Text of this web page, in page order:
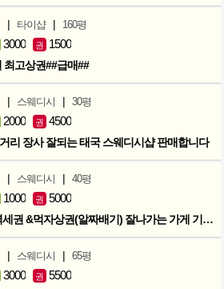
| 타이샵 | 160평
3000 권 1500
최고상권##급매##
| 스웨디시 | 30평
2000 권 4500
리 장사 잘되는 태국 스웨디시샵 판매합니다
| 스웨디시 | 40평
1000 권 5000
### 부천 역세권 &먹자상권(알짜배기) 잘나가는 가게 기회입니다 ###
| 스웨디시 | 65평
3000 권 5500